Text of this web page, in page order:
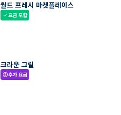
월드 프레시 마켓플레이스
check요금 포함
크라운 그릴
paid추가 요금